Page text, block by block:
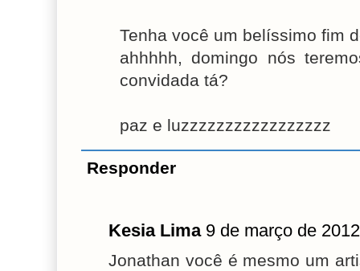
Tenha você um belíssimo fim
ahhhhh, domingo nós
convidada tá?
paz e luzzzzzzzzzzzzzzzzz
Responder
Kesia Lima 9 de março de
Jonathan você é mesmo um